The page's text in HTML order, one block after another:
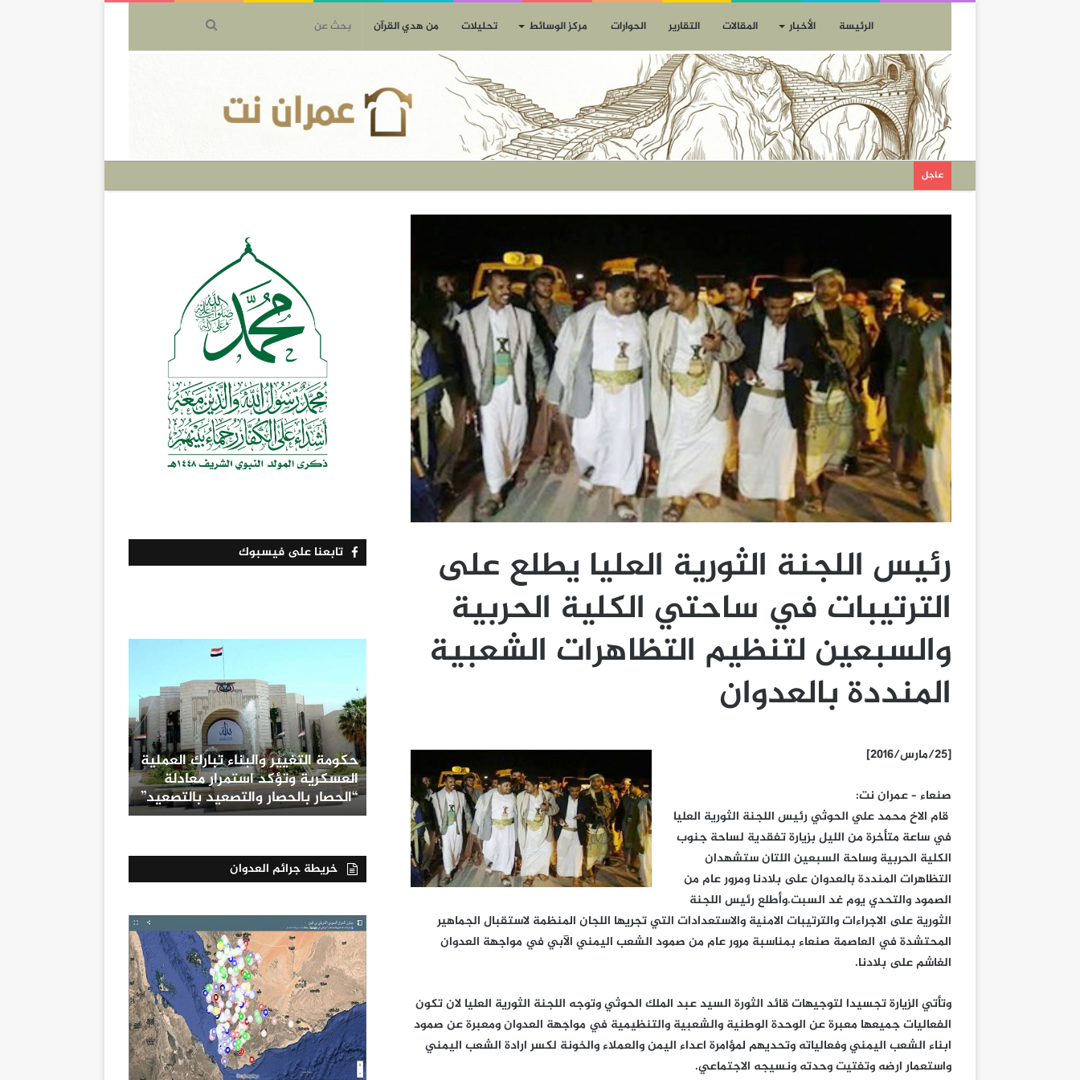
الرئيسة الأخبار المقالات التقارير الحوارات مركز الوسائط تحليلات من هدي القرآن
عاجل
رئيس اللجنة الثورية العليا يطلع على
الترتيبات في ساحتي الكلية الحربية
والسبعين لتنظيم التظاهرات الشعبية
المنددة بالعدوان
[25/مارس/2016]
صنعاء – عمران نت:
قام الاخ محمد علي الحوثي رئيس اللجنة الثورية العليا
في ساعة متأخرة من الليل بزيارة تفقدية لساحة جنوب
الكلية الحربية وساحة السبعين اللتان ستشهدان
التظاهرات المنددة بالعدوان على بلادنا ومرور عام من
الصمود والتحدي يوم غد السبت.وأطلع رئيس اللجنة
الثورية على الاجراءات والترتيبات الامنية والاستعدادات التي تجريها اللجان المنظمة لاستقبال الجماهير
المحتشدة في العاصمة صنعاء بمناسبة مرور عام من صمود الشعب اليمني الآبي في مواجهة العدوان
الغاشم على بلادنا.
وتأتي الزيارة تجسيدا لتوجيهات قائد الثورة السيد عبد الملك الحوثي وتوجه اللجنة الثورية العليا لان تكون
الفعاليات جميعها معبرة عن الوحدة الوطنية والشعبية والتنظيمية في مواجهة العدوان ومعبرة عن صمود
ابناء الشعب اليمني وفعالياته وتحديهم لمؤامرة اعداء اليمن والعملاء والخونة لكسر ارادة الشعب اليمني
واستعمار ارضه وتفتيت وحدته ونسيجه الاجتماعي.
تابعنا على فيسبوك
حكومة التغيير والبناء تبارك العملية
العسكرية وتؤكد استمرار معادلة
“الحصار بالحصار والتصعيد بالتصعيد”
خريطة جرائم العدوان